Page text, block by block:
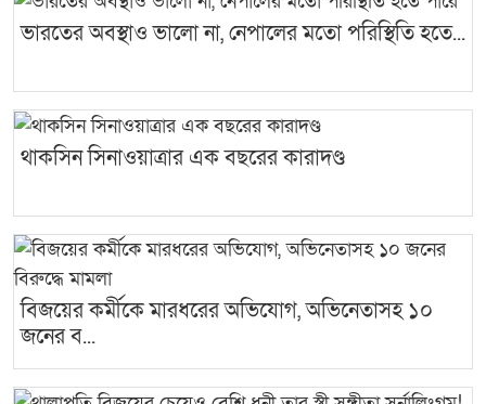
ভারতের অবস্থাও ভালো না, নেপালের মতো পরিস্থিতি হতে...
থাকসিন সিনাওয়াত্রার এক বছরের কারাদণ্ড
বিজয়ের কর্মীকে মারধরের অভিযোগ, অভিনেতাসহ ১০
জনের ব...